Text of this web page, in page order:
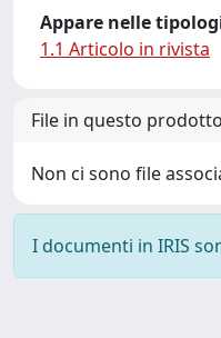
Appare nelle
1.1 Articolo in rivista
File in questo
Non ci sono file
I documenti in IRIS